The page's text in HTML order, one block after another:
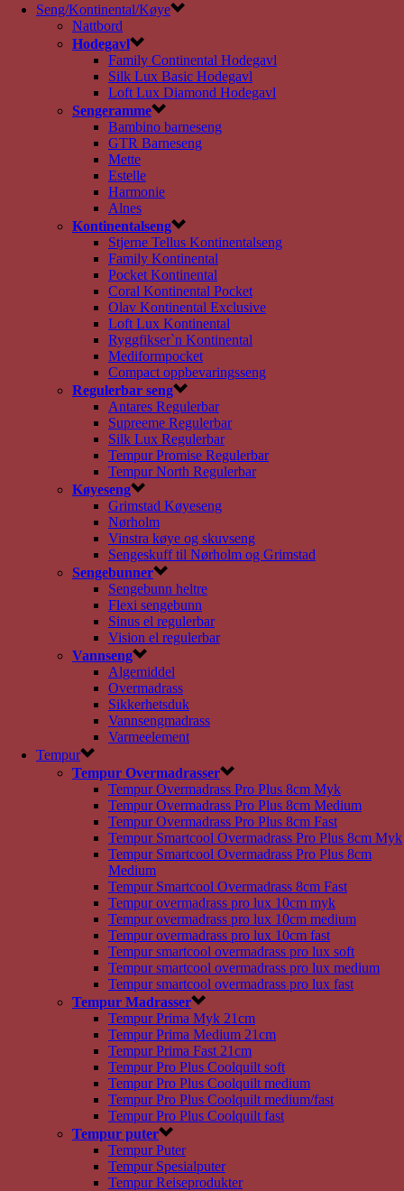
Seng/Kontinental/Køye
Nattbord
Hodegavl
Family Continental Hodegavl
Silk Lux Basic Hodegavl
Loft Lux Diamond Hodegavl
Sengeramme
Bambino barneseng
GTR Barneseng
Mette
Estelle
Harmonie
Alnes
Kontinentalseng
Stjerne Tellus Kontinentalseng
Family Kontinental
Pocket Kontinental
Coral Kontinental Pocket
Olav Kontinental Exclusive
Loft Lux Kontinental
Ryggfikser`n Kontinental
Mediformpocket
Compact oppbevaringsseng
Regulerbar seng
Antares Regulerbar
Supreeme Regulerbar
Silk Lux Regulerbar
Tempur Promise Regulerbar
Tempur North Regulerbar
Køyeseng
Grimstad Køyeseng
Nørholm
Vinstra køye og skuvseng
Sengeskuff til Nørholm og Grimstad
Sengebunner
Sengebunn heltre
Flexi sengebunn
Sinus el regulerbar
Vision el regulerbar
Vannseng
Algemiddel
Overmadrass
Sikkerhetsduk
Vannsengmadrass
Varmeelement
Tempur
Tempur Overmadrasser
Tempur Overmadrass Pro Plus 8cm Myk
Tempur Overmadrass Pro Plus 8cm Medium
Tempur Overmadrass Pro Plus 8cm Fast
Tempur Smartcool Overmadrass Pro Plus 8cm Myk
Tempur Smartcool Overmadrass Pro Plus 8cm
Medium
Tempur Smartcool Overmadrass 8cm Fast
Tempur overmadrass pro lux 10cm myk
Tempur overmadrass pro lux 10cm medium
Tempur overmadrass pro lux 10cm fast
Tempur smartcool overmadrass pro lux soft
Tempur smartcool overmadrass pro lux medium
Tempur smartcool overmadrass pro lux fast
Tempur Madrasser
Tempur Prima Myk 21cm
Tempur Prima Medium 21cm
Tempur Prima Fast 21cm
Tempur Pro Plus Coolquilt soft
Tempur Pro Plus Coolquilt medium
Tempur Pro Plus Coolquilt medium/fast
Tempur Pro Plus Coolquilt fast
Tempur puter
Tempur Puter
Tempur Spesialputer
Tempur Reiseprodukter